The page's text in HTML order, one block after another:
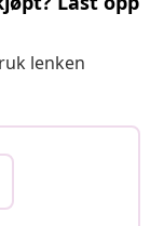
lenken